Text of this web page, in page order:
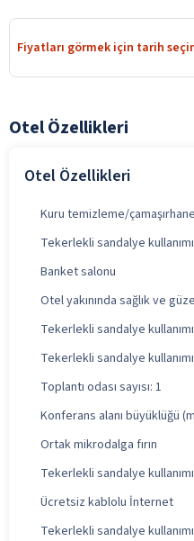
Fiyatları görmek için tarih
Otel Özellikleri
Otel Özellikleri
Kuru temizleme/çamaşırhane
Tekerlekli sandalye
Banket salonu
Otel yakınında sağlık ve
Tekerlekli sandalye
Tekerlekli sandalye
Toplantı odası sayısı: 1
Konferans alanı büyüklüğü
Ortak mikrodalga fırın
Tekerlekli sandalye
Ücretsiz kablolu İnternet
Tekerlekli sandalye